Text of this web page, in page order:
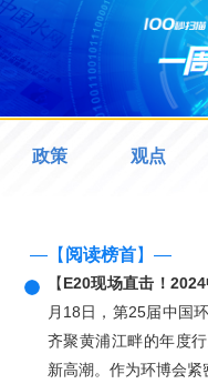
政策 观点
—【 阅读榜首】—
【E20现场直击！
月18日，第25届中国
齐聚黄浦江畔的年度
新高潮。作为环博会